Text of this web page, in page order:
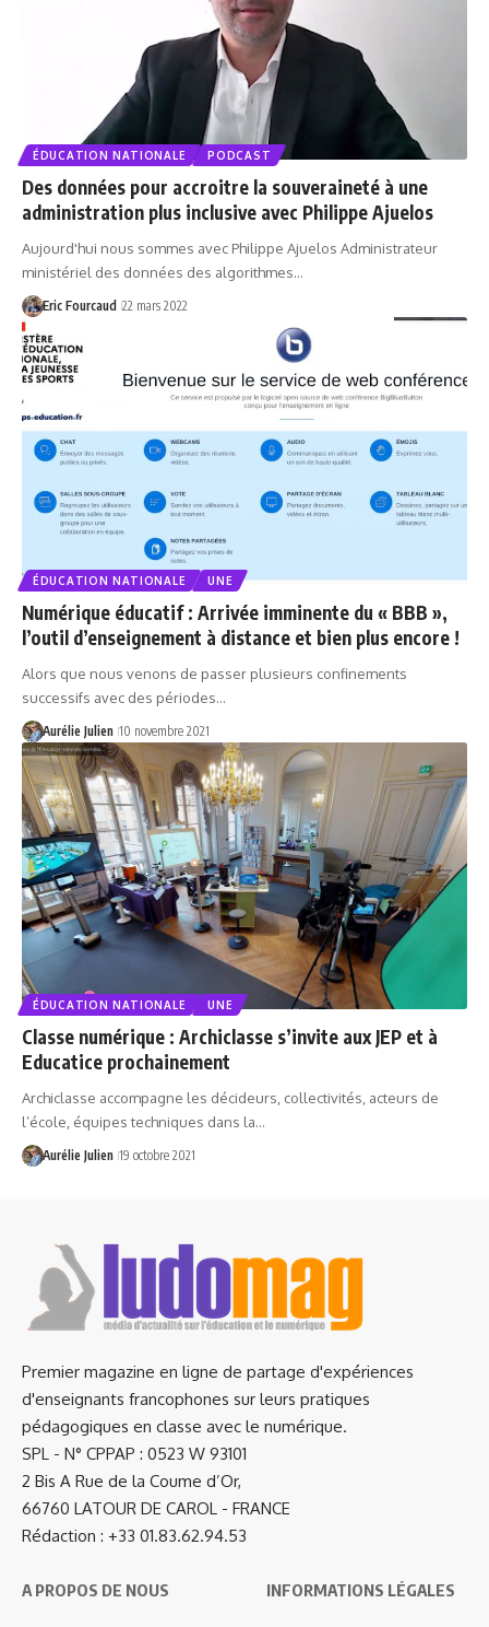
ÉDUCATION NATIONALE PODCAST
Des données pour accroitre la souveraineté à une
administration plus inclusive avec Philippe Ajuelos
Aujourd'hui nous sommes avec Philippe Ajuelos Administrateur
ministériel des données des algorithmes…
Eric Fourcaud 22 mars 2022
ÉDUCATION NATIONALE UNE
Numérique éducatif : Arrivée imminente du « BBB »,
l’outil d’enseignement à distance et bien plus encore !
Alors que nous venons de passer plusieurs confinements
successifs avec des périodes…
Aurélie Julien 10 novembre 2021
ÉDUCATION NATIONALE UNE
Classe numérique : Archiclasse s’invite aux JEP et à
Educatice prochainement
Archiclasse accompagne les décideurs, collectivités, acteurs de
l’école, équipes techniques dans la…
Aurélie Julien 19 octobre 2021
Premier magazine en ligne de partage d'expériences
d'enseignants francophones sur leurs pratiques
pédagogiques en classe avec le numérique.
SPL - N° CPPAP : 0523 W 93101
2 Bis A Rue de la Coume d’Or,
66760 LATOUR DE CAROL - FRANCE
Rédaction : +33 01.83.62.94.53
A PROPOS DE NOUS INFORMATIONS LÉGALES